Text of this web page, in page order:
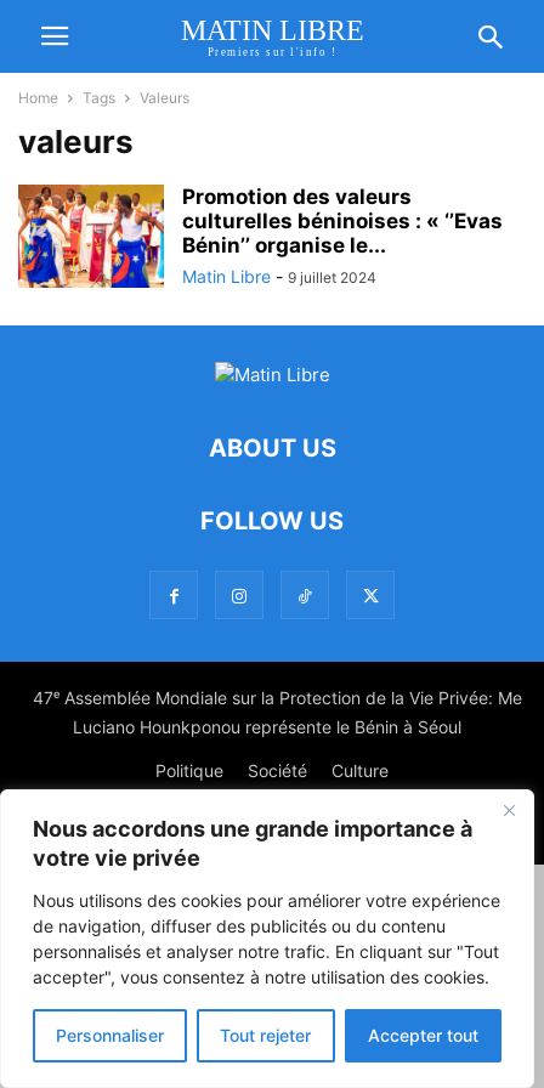
Nous accordons une grande importance à
votre vie privée
Nous utilisons des cookies pour améliorer votre expérience
de navigation, diffuser des publicités ou du contenu
personnalisés et analyser notre trafic. En cliquant sur "Tout
accepter", vous consentez à notre utilisation des cookies.
Personnaliser Tout rejeter Accepter tout
MATIN LIBRE
Premiers sur l'info !
Home Tags Valeurs
valeurs
Promotion des valeurs
culturelles béninoises : « ‘’Evas
Bénin’’ organise le...
Matin Libre - 9 juillet 2024
ABOUT US
FOLLOW US
47ᵉ Assemblée Mondiale sur la Protection de la Vie Privée: Me
Luciano Hounkponou représente le Bénin à Séoul
Politique Société Culture
© Powered by digitXplus Francophone